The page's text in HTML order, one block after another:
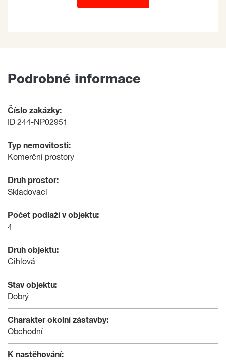
Podrobné informace
Číslo zakázky:
ID 244-NP02951
Typ nemovitosti:
Komerční prostory
Druh prostor:
Skladovací
Počet podlaží v objektu:
4
Druh objektu:
Cihlová
Stav objektu:
Dobrý
Charakter okolní zástavby:
Obchodní
K nastěhování: